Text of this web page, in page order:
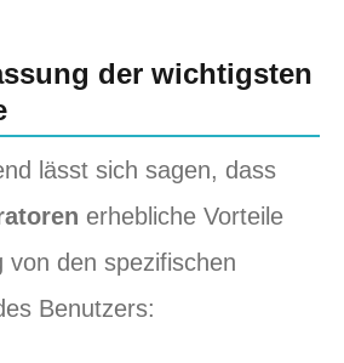
der wichtigsten
lässt sich sagen, dass
erhebliche Vorteile
von den spezifischen
Benutzers: